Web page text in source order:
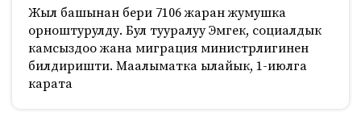
Жыл башынан бери 7106 жаран жумушка
орноштурулду. Бул тууралуу Эмгек, социалдык
камсыздоо жана миграция министрлигинен
билдиришти. Маалыматка ылайык, 1-июлга
карата